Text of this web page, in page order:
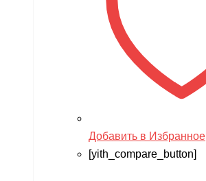
Добавить в Избранное
[yith_compare_button]